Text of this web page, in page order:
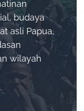
budaya
asli Papua,
wilayah